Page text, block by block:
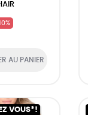
AU PANIER
VOUS*!